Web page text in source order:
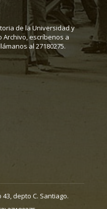
de la Universidad y
escríbenos a
al 27180275.
depto C. Santiago.